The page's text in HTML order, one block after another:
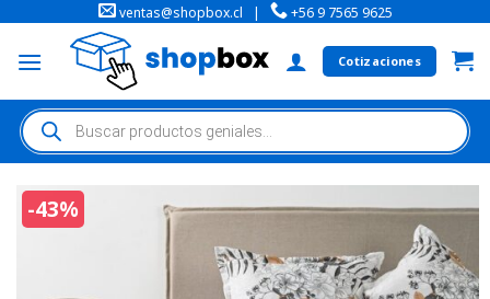
ventas@shopbox.cl | +56 9 7565 9625
Cotizaciones
-43%